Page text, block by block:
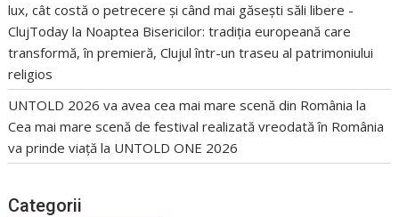
lux, cât costă o petrecere și când mai găsești săli libere -
ClujToday la Noaptea Bisericilor: tradiția europeană care
transformă, în premieră, Clujul într-un traseu al patrimoniului
religios
UNTOLD 2026 va avea cea mai mare scenă din România la
Cea mai mare scenă de festival realizată vreodată în România
va prinde viață la UNTOLD ONE 2026
Categorii